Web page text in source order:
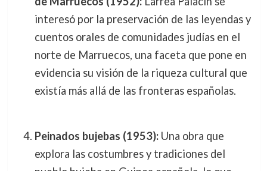
interesó por la preservación de las leyendas y
cuentos orales de comunidades judías en el
norte de Marruecos, una faceta que pone en
evidencia su visión de la riqueza cultural que
existía más allá de las fronteras españolas.
Peinados bujebas (1953):Una obra que
explora las costumbres y tradiciones del